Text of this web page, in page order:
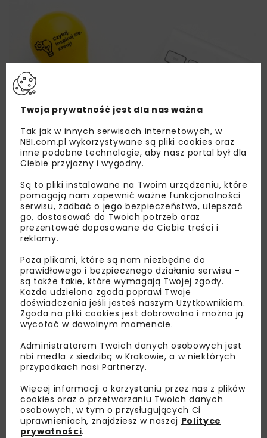
Lubisz wiedzieć więcej?
Zapisz się do newslettera aby otrzymywać od
nas najlepsze informacje branżowe,
zaproszenia na wydarzenia, atrakcyjne oferty i
dedykowane akcje specjalne.
Zapoznałam/em się zPolityką Prywatności
Regulaminem oraz wyrażam zgodę na otrzymywanie na
podany przeze mnie adres e-mail korespondencji
handlowej w postaci newslettera.
ZAPISZ MNIE
Twoja prywatność jest dla nas ważna
Tak jak w innych serwisach internetowych, w
NBI.com.pl wykorzystywane są pliki cookies oraz
inne podobne technologie, aby nasz portal był dla
Ciebie przyjazny i wygodny.
Są to pliki instalowane na Twoim urządzeniu, które
pomagają nam zapewnić ważne funkcjonalności
serwisu, zadbać o jego bezpieczeństwo, ulepszać
go, dostosować do Twoich potrzeb oraz
prezentować dopasowane do Ciebie treści i
reklamy.
Poza plikami, które są nam niezbędne do
prawidłowego i bezpiecznego działania serwisu –
są także takie, które wymagają Twojej zgody.
Każda udzielona zgoda poprawi Twoje
doświadczenia jeśli jesteś naszym Użytkownikiem.
Zgoda na pliki cookies jest dobrowolna i można ją
wycofać w dowolnym momencie.
Administratorem Twoich danych osobowych jest
nbi med!a z siedzibą w Krakowie, a w niektórych
przypadkach nasi Partnerzy.
Więcej informacji o korzystaniu przez nas z plików
cookies oraz o przetwarzaniu Twoich danych
osobowych, w tym o przysługujących Ci
uprawnieniach, znajdziesz w naszej Polityce
prywatności.